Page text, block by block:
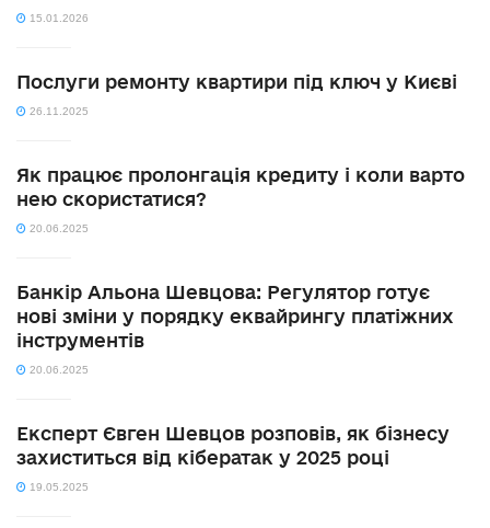
15.01.2026
Послуги ремонту квартири під ключ у Києві
26.11.2025
Як працює пролонгація кредиту і коли варто
нею скористатися?
20.06.2025
Банкір Альона Шевцова: Регулятор готує
нові зміни у порядку еквайрингу платіжних
інструментів
20.06.2025
Експерт Євген Шевцов розповів, як бізнесу
захиститься від кібератак у 2025 році
19.05.2025